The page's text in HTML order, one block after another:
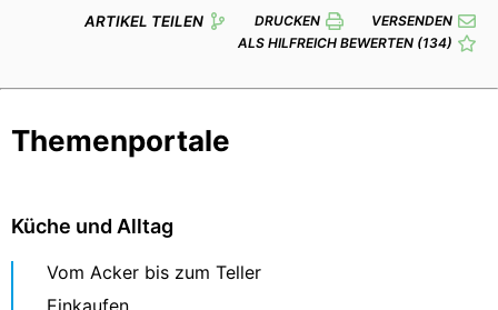
ARTIKEL TEILEN DRUCKEN
VERSENDEN
ALS HILFREICH BEWERTEN (134)
Themenportale
Küche und Alltag
Vom Acker bis zum Teller
Einkaufen